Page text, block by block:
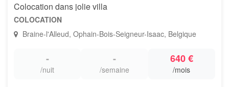
Colocation dans jolie villa
COLOCATION
Braine-l'Alleud, Ophain-Bois-Seigneur-Isaac, Belgique
-
/nuit
-
/semaine
640 €
/mois